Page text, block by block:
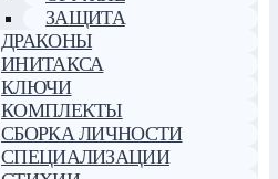
ЗАЩИТА
ДРАКОНЫ
ИНИТАКСА
КЛЮЧИ
КОМПЛЕКТЫ
СБОРКА ЛИЧНОСТИ
СПЕЦИАЛИЗАЦИИ